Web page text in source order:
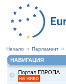
Начало Парламент
НАВИГАЦИЯ
Портал ЕВРОПА
на живо